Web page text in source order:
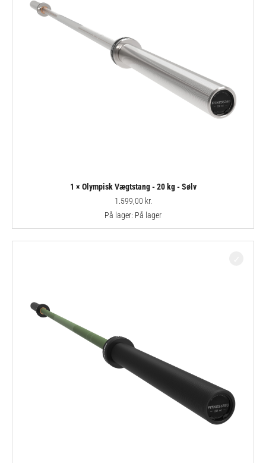
1 × Olympisk Vægtstang - 20 kg - Sølv
1.599,00 kr.
På lager: På lager